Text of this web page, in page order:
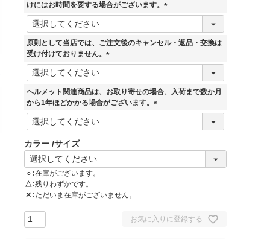
パールホワイトブラック
けにはお時間を要する場合がございます。
(
須
原則として当店では、ご注文後のキャンセル・返品・交換は
受け付けておりません。
(
須
)
ヘルメット関連商品は、お取り寄せの場合、入荷まで数か月
から1年ほどかかる場合がございます。
(
)
カラー サイズ
○ 在庫がございます。
△ 残りわずかです。
✕ ただいま在庫がございません。
お気に入りに登録する